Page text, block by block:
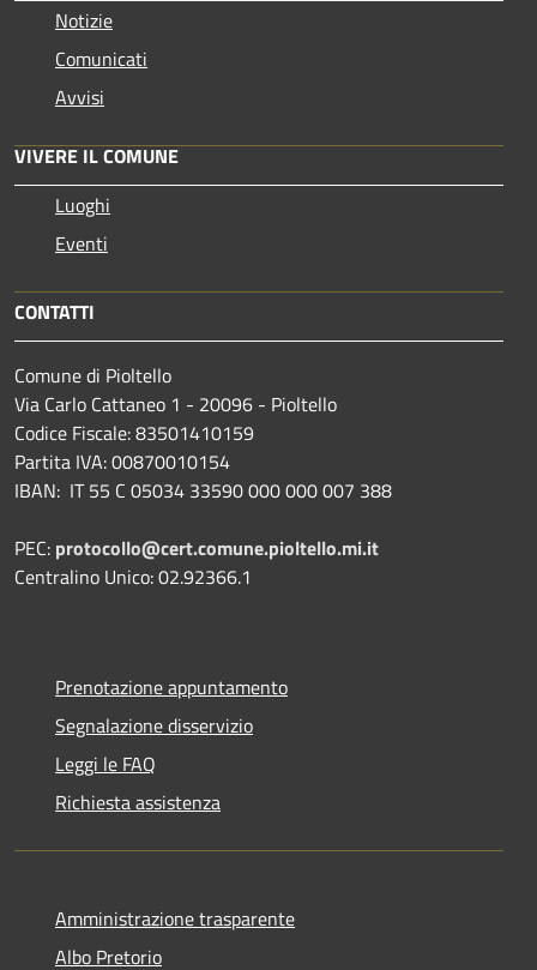
Notizie
Comunicati
Avvisi
VIVERE IL COMUNE
Luoghi
Eventi
CONTATTI
Comune di Pioltello
Via Carlo Cattaneo 1 - 20096 - Pioltello
Codice Fiscale: 83501410159
Partita IVA: 00870010154
IBAN: IT 55 C 05034 33590 000 000 007 388
PEC: protocollo@cert.comune.pioltello.mi.it
Centralino Unico: 02.92366.1
Prenotazione appuntamento
Segnalazione disservizio
Leggi le FAQ
Richiesta assistenza
Amministrazione trasparente
Albo Pretorio